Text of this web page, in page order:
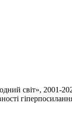
світ», 2001-